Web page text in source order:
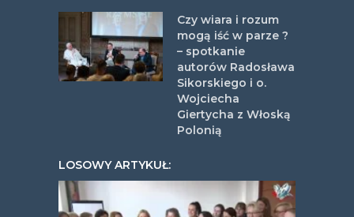
Czy wiara i rozum
mogą iść w parze ?
– spotkanie
autorów Radosława
Sikorskiego i o.
Wojciecha
Giertycha z Włoską
Polonią
LOSOWY ARTYKUŁ: